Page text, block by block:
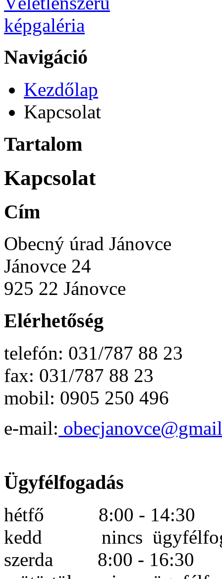
Navigáció
Kezdőlap
Kapcsolat
Tartalom
Kapcsolat
Cím
Obecný úrad Jánovce
Jánovce 24
925 22 Jánovce
Elérhetőség
telefón: 031/787 88 23
fax: 031/787 88 23
mobil: 0905 250 496
e-mail:
Ügyfélfogadás
hétfő 8:00 - 14:30
kedd nincs
szerda 8:00 - 16:30